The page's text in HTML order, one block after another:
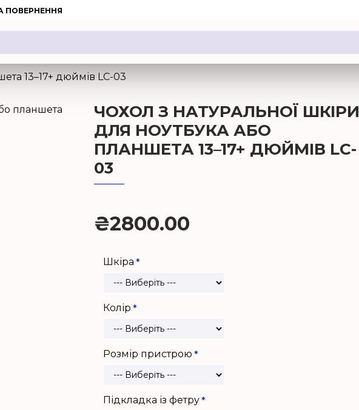
ПОВЕРНЕННЯ
13–17+ дюймів LC-03
ЧОХОЛ З НАТУРАЛЬНОЇ ШКІРИ
ДЛЯ НОУТБУКА АБО
ПЛАНШЕТА 13–17+ ДЮЙМІВ LC-
03
₴2800.00
Шкіра
Колір
Розмір пристрою
Підкладка із фетру